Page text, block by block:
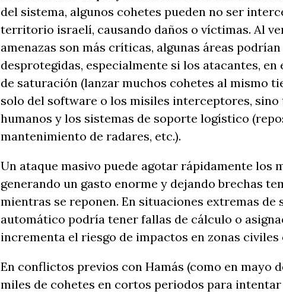
del sistema, algunos cohetes pueden no ser
territorio israelí, causando daños o víctimas. Al
amenazas son más críticas, algunas áreas
desprotegidas, especialmente si los atacantes,
de saturación (lanzar muchos cohetes al mismo
solo del software o los misiles interceptores, sino
humanos y los sistemas de soporte logístico
mantenimiento de radares, etc.).
Un ataque masivo puede agotar rápidamente los
generando un gasto enorme y dejando brechas
mientras se reponen. En situaciones extremas de
automático podría tener fallas de cálculo o
incrementa el riesgo de impactos en zonas
En conflictos previos con Hamás (como en mayo
miles de cohetes en cortos periodos para